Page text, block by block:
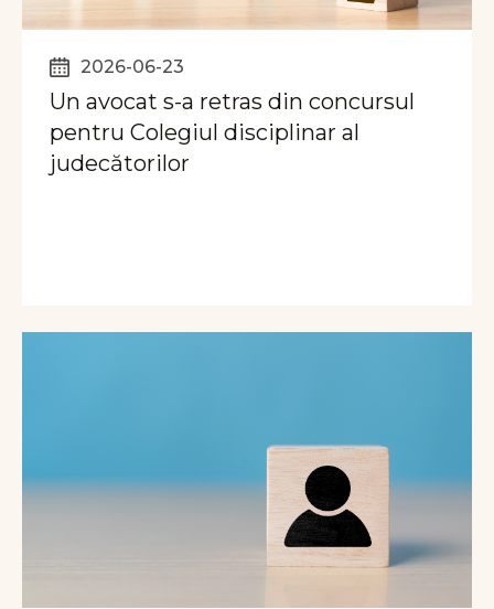
2026-06-23
Un avocat s-a retras din concursul
pentru Colegiul disciplinar al
judecătorilor